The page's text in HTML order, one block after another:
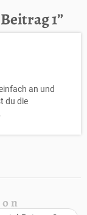
1”
an und
du die